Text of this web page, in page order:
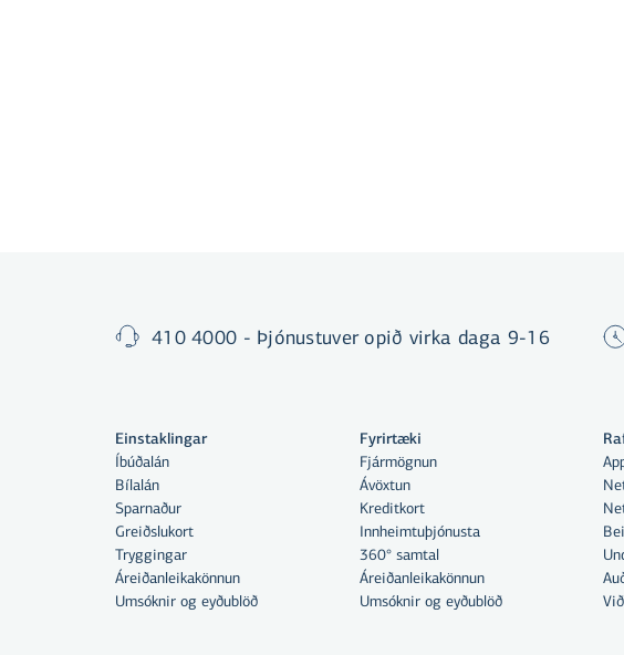
410 4000 - Þjónustuver opið virka daga 9-16
Einstaklingar
Íbúðalán
Bílalán
Sparnaður
Greiðslukort
Tryggingar
Áreiðanleikakönnun
Umsóknir og eyðublöð
Fyrirtæki
Fjármögnun
Ávöxtun
Kreditkort
Innheimtuþjónusta
360° samtal
Áreiðanleikakönnun
Umsóknir og eyðublöð